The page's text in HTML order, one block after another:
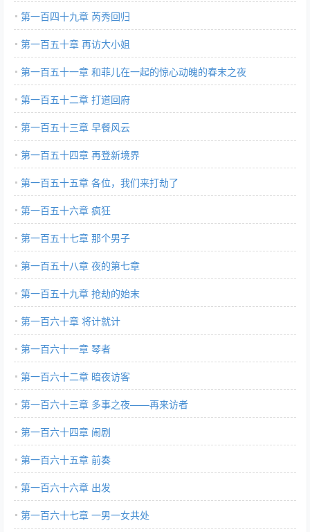
第一百四十九章 芮秀回归
第一百五十章 再访大小姐
第一百五十一章 和菲儿在一起的惊心动魄的春末之夜
第一百五十二章 打道回府
第一百五十三章 早餐风云
第一百五十四章 再登新境界
第一百五十五章 各位，我们来打劫了
第一百五十六章 疯狂
第一百五十七章 那个男子
第一百五十八章 夜的第七章
第一百五十九章 抢劫的始末
第一百六十章 将计就计
第一百六十一章 琴者
第一百六十二章 暗夜访客
第一百六十三章 多事之夜——再来访者
第一百六十四章 闹剧
第一百六十五章 前奏
第一百六十六章 出发
第一百六十七章 一男一女共处